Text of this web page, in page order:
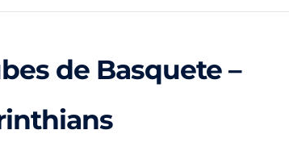
de Basquete –